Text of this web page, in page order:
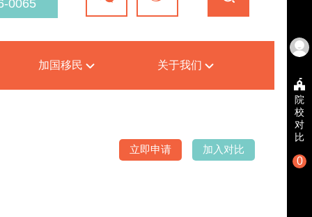
0065
加国移民 关于我们
加入对比
立即申请
院
校
对
比
0